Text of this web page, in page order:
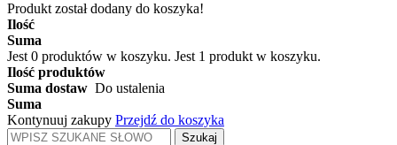
Produkt został dodany do koszyka!
Ilość
Suma
Jest 0 produktów w koszyku. Jest 1 produkt w koszyku.
Ilość produktów
Suma dostaw Do ustalenia
Suma
Kontynuuj zakupy Przejdź do koszyka
Szukaj